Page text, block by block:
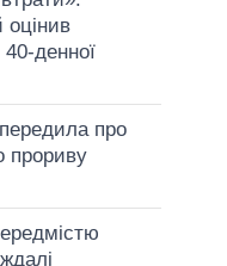
оцінив
40-денної
про
прориву